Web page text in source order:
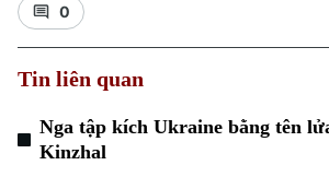
Xu hướng
0
Tin liên quan
Nga tập kích Ukraine bằng tên
Kinzhal